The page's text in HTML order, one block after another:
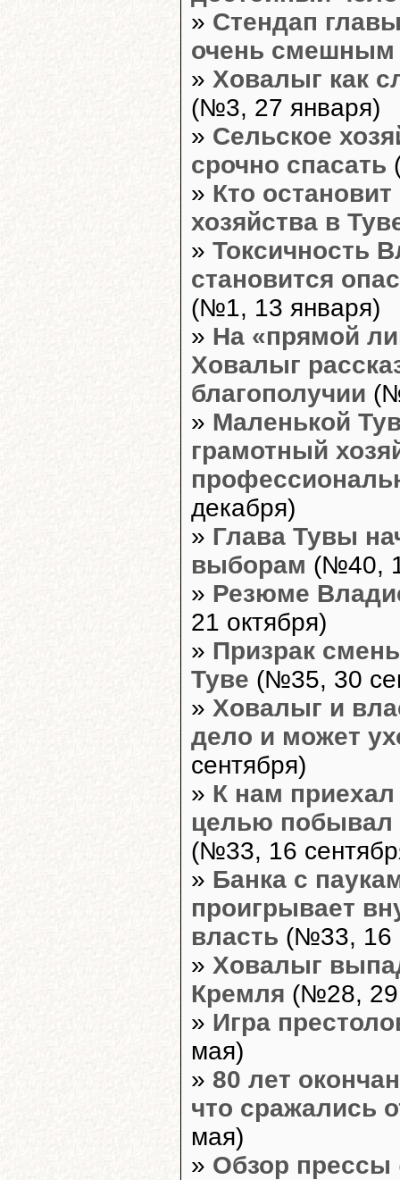
» Стендап
очень смешным
» Ховалыг как
(№3, 27 января)
» Сельское
срочно спасать
» Кто
хозяйства в
» Токсичность
становится
(№1, 13 января)
» На «прямой
Ховалыг
благополучии
» Маленькой
грамотный
декабря)
» Глава Тувы
выборам (№40,
» Резюме
21 октября)
» Призрак
Туве (№35, 30
» Ховалыг и
дело и может
сентября)
» К нам
целью побывал
(№33, 16
» Банка с
проигрывает
власть (№33, 16
» Ховалыг
Кремля (№28,
» Игра
мая)
» 80 лет
что сражались
мая)
» Обзор прессы